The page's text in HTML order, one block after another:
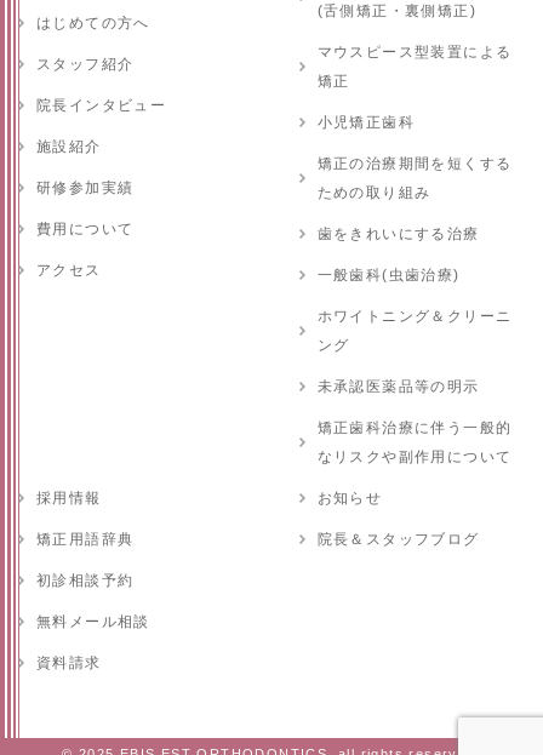
はじめての方へ
スタッフ紹介
院長インタビュー
施設紹介
研修参加実績
費用について
アクセス
(舌側矯正・裏側矯正)
マウスピース型装置による
矯正
小児矯正歯科
矯正の治療期間を短くする
ための取り組み
歯をきれいにする治療
一般歯科(虫歯治療)
ホワイトニング＆クリーニ
ング
未承認医薬品等の明示
矯正歯科治療に伴う一般的
なリスクや副作用について
採用情報
矯正用語辞典
初診相談予約
無料メール相談
資料請求
お知らせ
院長＆スタッフブログ